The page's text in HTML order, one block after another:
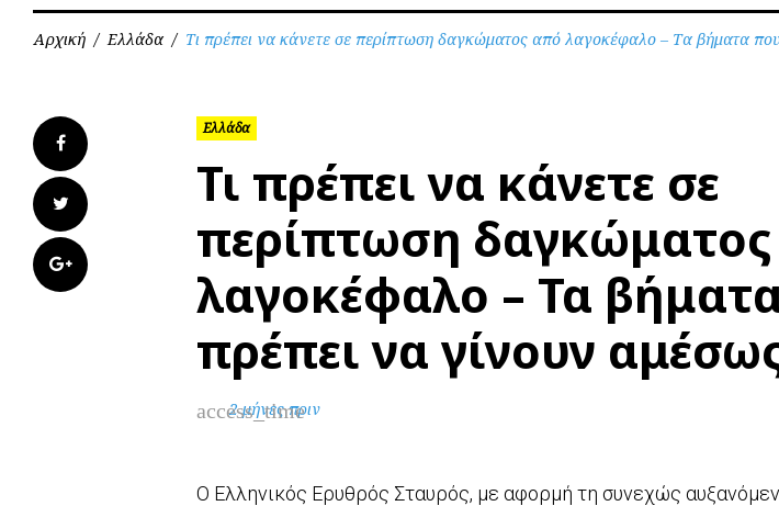
Αρχική / Ελλάδα / Τι πρέπει να κάνετε σε περίπτωση δαγκώματος από λαγοκέφαλο – Τα βήματα
Facebook
Twitter
Google+
Ελλάδα
Τι πρέπει να κάνετε σε
περίπτωση
λαγοκέφαλο – Τα
πρέπει να γίνουν
access_time
2 μήνες πριν
Ο Ελληνικός Ερυθρός Σταυρός, με αφορμή τη συνεχώς